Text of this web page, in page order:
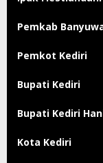
Pemkab
Pemkot Kediri
Bupati Kediri
Bupati Kediri
Kota Kediri